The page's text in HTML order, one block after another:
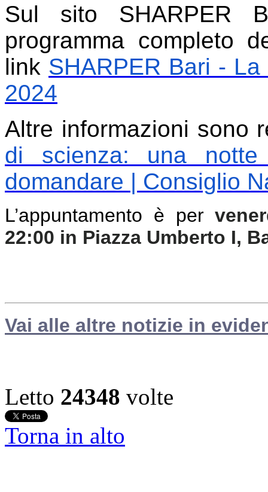
Sul sito SHARPER
programma completo
link SHARPER Bari -
2024
Altre informazioni sono
di scienza: una notte
domandare | Consiglio
L’appuntamento è per
22:00 in Piazza Umberto I,
Vai alle altre notizie in
Letto 24348 volte
Torna in alto